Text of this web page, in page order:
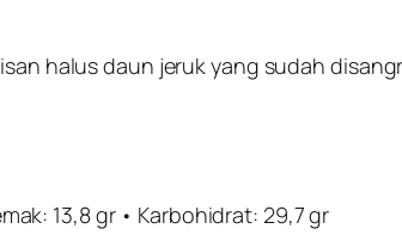
halus daun jeruk yang sudah
13,8 gr • Karbohidrat: 29,7 gr